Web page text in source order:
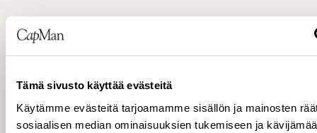
Tämä sivusto käyttää evästeitä
Käytämme evästeitä tarjoamamme sisällön ja mainosten
sosiaalisen median ominaisuuksien tukemiseen ja
Lisätietoja
4125